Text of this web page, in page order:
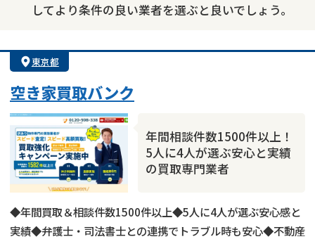
してより条件の良い業者を選ぶと良いでしょう。
東京都
空き家買取バンク
年間相談件数1500件以上！
5人に4人が選ぶ安心と実績
の買取専門業者
◆年間買取＆相談件数1500件以上◆5人に4人が選ぶ安心感と
実績◆弁護士・司法書士との連携でトラブル時も安心◆不動産